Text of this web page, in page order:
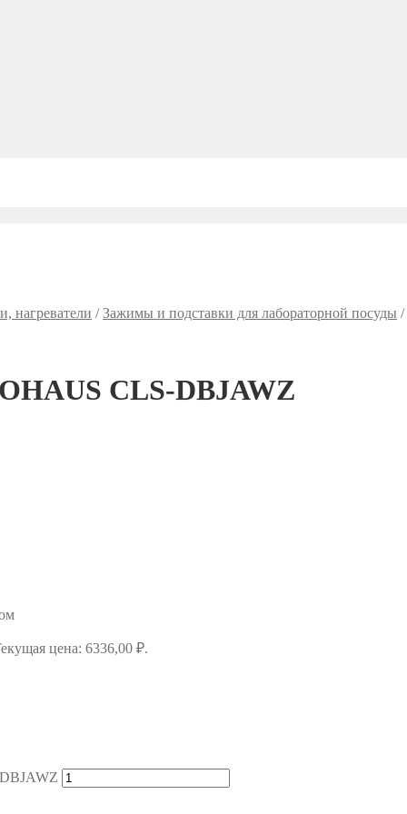
нагреватели /Зажимы и подставки для лабораторной посуды /
CLS-DBJAWZ
цена: 6336,00 ₽.